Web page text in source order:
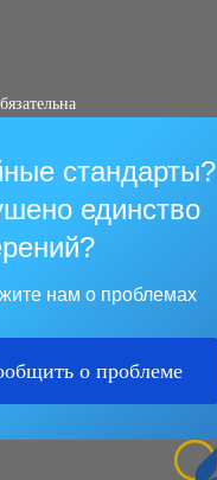
стандарты?
единство
нам о проблемах
о проблеме